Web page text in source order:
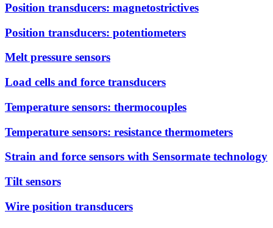
Position transducers: magnetostrictives
Position transducers: potentiometers
Melt pressure sensors
Load cells and force transducers
Temperature sensors: thermocouples
Temperature sensors: resistance thermometers
Strain and force sensors with Sensormate technology
Tilt sensors
Wire position transducers